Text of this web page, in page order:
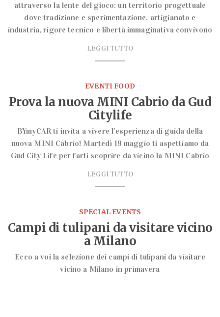
attraverso la lente del gioco: un territorio progettuale
dove tradizione e sperimentazione, artigianato e
industria, rigore tecnico e libertà immaginativa convivono
LEGGI TUTTO
EVENTI FOOD
Prova la nuova MINI Cabrio da Gud
Citylife
BYmyCAR ti invita a vivere l’esperienza di guida della
nuova MINI Cabrio! Martedì 19 maggio ti aspettiamo da
Gud City Life per farti scoprire da vicino la MINI Cabrio
LEGGI TUTTO
SPECIAL EVENTS
Campi di tulipani da visitare vicino
a Milano
Ecco a voi la selezione dei campi di tulipani da visitare
vicino a Milano in primavera